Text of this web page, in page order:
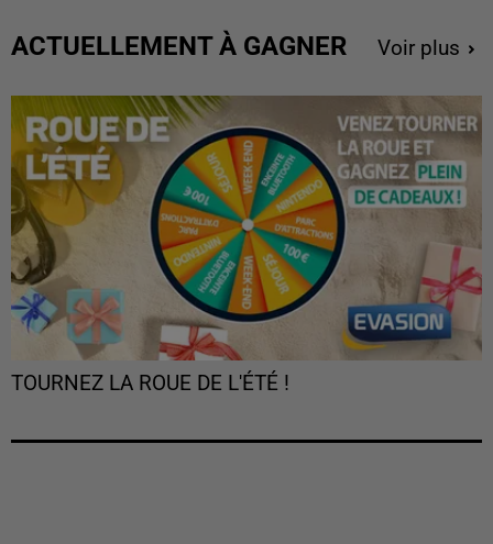
ACTUELLEMENT À GAGNER Voir plus
TOURNEZ LA ROUE DE L'ÉTÉ !